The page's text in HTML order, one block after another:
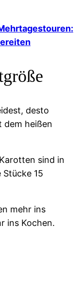
desto
dem heißen
sind in
15
mehr ins
ins Kochen.